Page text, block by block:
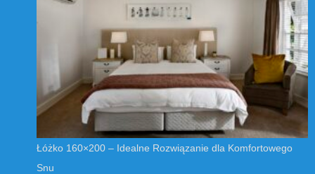
Łóżko 160×200 – Idealne Rozwiązanie dla Komfortowego
Snu